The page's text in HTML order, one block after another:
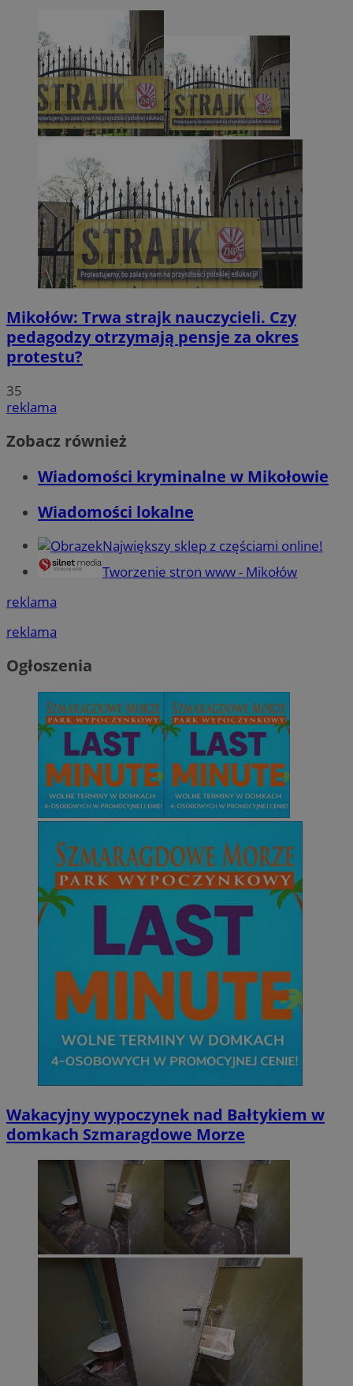
Mikołów: Trwa strajk nauczycieli. Czy
pedagodzy otrzymają pensje za okres
protestu?
35
reklama
Zobacz również
Wiadomości kryminalne w Mikołowie
Wiadomości lokalne
Największy sklep z częściami online!
Tworzenie stron www - Mikołów
reklama
reklama
Ogłoszenia
Wakacyjny wypoczynek nad Bałtykiem w
domkach Szmaragdowe Morze